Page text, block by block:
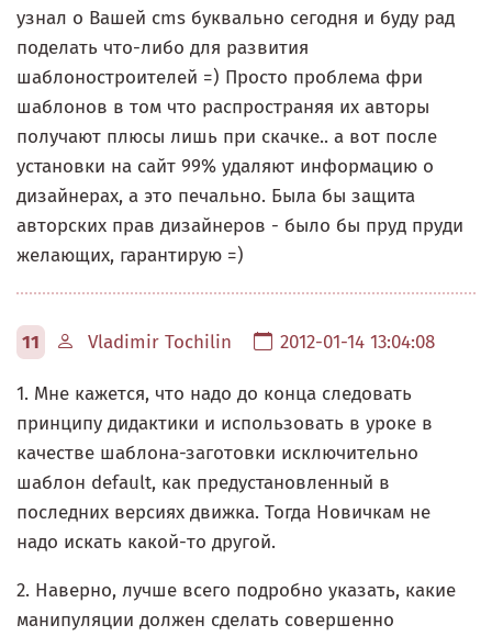
узнал о Вашей cms буквально сегодня и буду рад
поделать что-либо для развития
шаблоностроителей =) Просто проблема фри
шаблонов в том что распространяя их авторы
получают плюсы лишь при скачке.. а вот после
установки на сайт 99% удаляют информацию о
дизайнерах, а это печально. Была бы защита
авторских прав дизайнеров - было бы пруд пруди
желающих, гарантирую =)
11 Vladimir Tochilin 2012-01-14 13:04:08
1. Мне кажется, что надо до конца следовать
принципу дидактики и использовать в уроке в
качестве шаблона-заготовки исключительно
шаблон default, как предустановленный в
последних версиях движка. Тогда Новичкам не
надо искать какой-то другой.
2. Наверно, лучше всего подробно указать, какие
манипуляции должен сделать совершенно